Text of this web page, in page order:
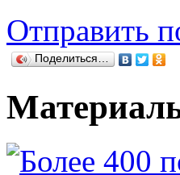
Отправить
Поделиться…